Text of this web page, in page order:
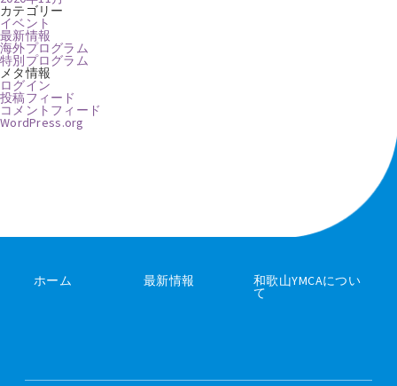
カテゴリー
イベント
最新情報
海外プログラム
特別プログラム
メタ情報
ログイン
投稿フィード
コメントフィード
WordPress.org
ホーム 最新情報 和歌山YMCAについ
て